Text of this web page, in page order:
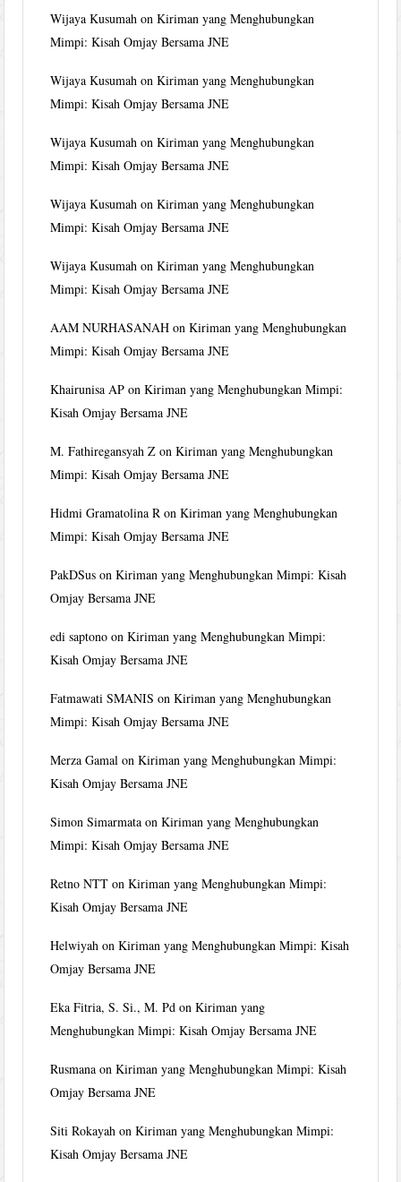
Wijaya Kusumah onKiriman yang Menghubungkan
Mimpi: Kisah Omjay Bersama JNE
Wijaya Kusumah onKiriman yang Menghubungkan
Mimpi: Kisah Omjay Bersama JNE
Wijaya Kusumah onKiriman yang Menghubungkan
Mimpi: Kisah Omjay Bersama JNE
Wijaya Kusumah onKiriman yang Menghubungkan
Mimpi: Kisah Omjay Bersama JNE
Wijaya Kusumah onKiriman yang Menghubungkan
Mimpi: Kisah Omjay Bersama JNE
AAM NURHASANAH onKiriman yang Menghubungkan
Mimpi: Kisah Omjay Bersama JNE
Khairunisa AP onKiriman yang Menghubungkan Mimpi:
Kisah Omjay Bersama JNE
M. Fathiregansyah Z onKiriman yang Menghubungkan
Mimpi: Kisah Omjay Bersama JNE
Hidmi Gramatolina R onKiriman yang Menghubungkan
Mimpi: Kisah Omjay Bersama JNE
PakDSus onKiriman yang Menghubungkan Mimpi: Kisah
Omjay Bersama JNE
edi saptono onKiriman yang Menghubungkan Mimpi:
Kisah Omjay Bersama JNE
Fatmawati SMANIS onKiriman yang Menghubungkan
Mimpi: Kisah Omjay Bersama JNE
Merza Gamal onKiriman yang Menghubungkan Mimpi:
Kisah Omjay Bersama JNE
Simon Simarmata onKiriman yang Menghubungkan
Mimpi: Kisah Omjay Bersama JNE
Retno NTT onKiriman yang Menghubungkan Mimpi:
Kisah Omjay Bersama JNE
Helwiyah onKiriman yang Menghubungkan Mimpi: Kisah
Omjay Bersama JNE
Eka Fitria, S. Si., M. Pd onKiriman yang
Menghubungkan Mimpi: Kisah Omjay Bersama JNE
Rusmana onKiriman yang Menghubungkan Mimpi: Kisah
Omjay Bersama JNE
Siti Rokayah onKiriman yang Menghubungkan Mimpi:
Kisah Omjay Bersama JNE